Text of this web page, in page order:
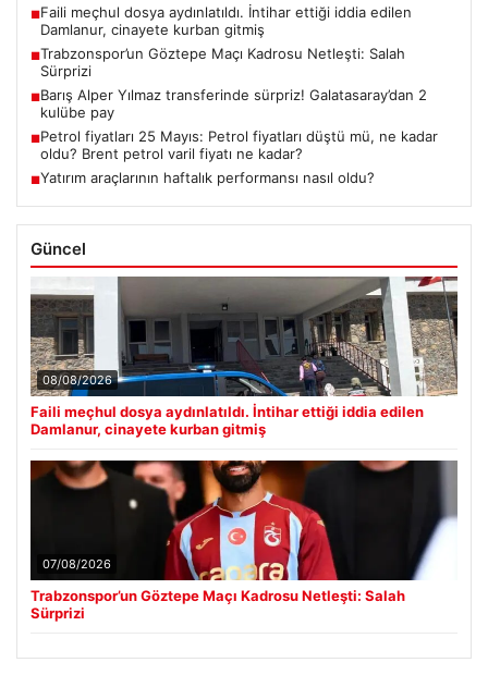
■Faili meçhul dosya aydınlatıldı. İntihar ettiği iddia edilen
Damlanur, cinayete kurban gitmiş
■Trabzonspor’un Göztepe Maçı Kadrosu Netleşti: Salah
Sürprizi
■Barış Alper Yılmaz transferinde sürpriz! Galatasaray’dan 2
kulübe pay
■Petrol fiyatları 25 Mayıs: Petrol fiyatları düştü mü, ne kadar
oldu? Brent petrol varil fiyatı ne kadar?
■Yatırım araçlarının haftalık performansı nasıl oldu?
Güncel
08/08/2026
Faili meçhul dosya aydınlatıldı. İntihar ettiği iddia edilen
Damlanur, cinayete kurban gitmiş
07/08/2026
Trabzonspor’un Göztepe Maçı Kadrosu Netleşti: Salah
Sürprizi